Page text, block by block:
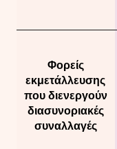
Φορείς
εκμετάλλευσης
που διενεργούν
διασυνοριακές
συναλλαγές